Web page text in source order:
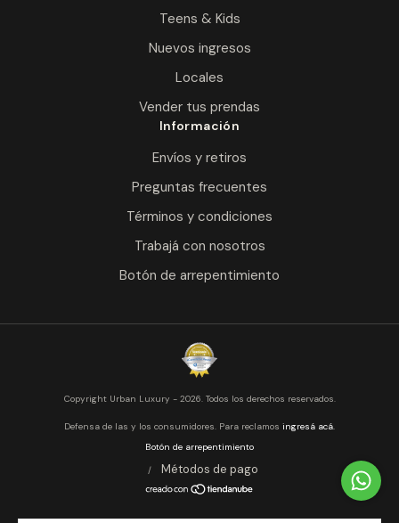
Teens & Kids
Nuevos ingresos
Locales
Vender tus prendas
Información
Envíos y retiros
Preguntas frecuentes
Términos y condiciones
Trabajá con nosotros
Botón de arrepentimiento
Copyright Urban Luxury - 2026. Todos los derechos reservados.
Defensa de las y los consumidores. Para reclamos ingresá acá.
Botón de arrepentimiento
/
Métodos de pago